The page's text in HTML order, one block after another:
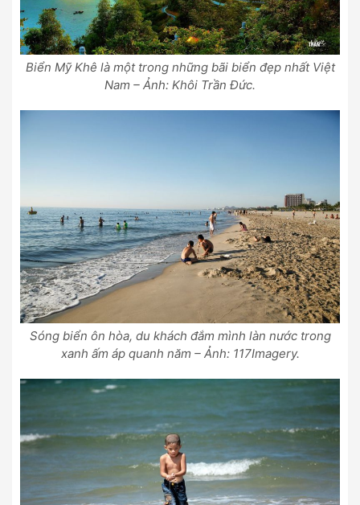
Biển Mỹ Khê là một trong những bãi biển đẹp nhất Việt
Nam – Ảnh: Khôi Trần Đức.
Sóng biển ôn hòa, du khách đắm mình làn nước trong
xanh ấm áp quanh năm – Ảnh: 117Imagery.